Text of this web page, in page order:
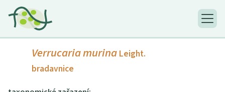
Verrucaria murina Leight.
bradavnice